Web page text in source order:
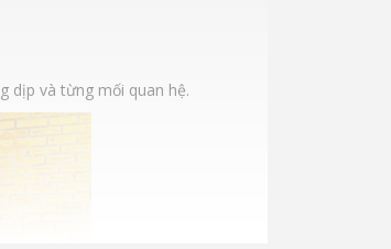
dịp và từng mối quan hệ.